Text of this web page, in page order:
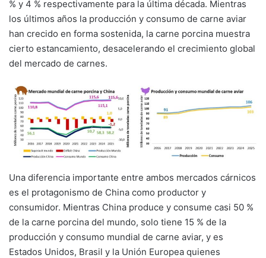
% y 4 % respectivamente para la última década. Mientras
los últimos años la producción y consumo de carne aviar
han crecido en forma sostenida, la carne porcina muestra
cierto estancamiento, desacelerando el crecimiento global
del mercado de carnes.
Una diferencia importante entre ambos mercados cárnicos
es el protagonismo de China como productor y
consumidor. Mientras China produce y consume casi 50 %
de la carne porcina del mundo, solo tiene 15 % de la
producción y consumo mundial de carne aviar, y es
Estados Unidos, Brasil y la Unión Europea quienes